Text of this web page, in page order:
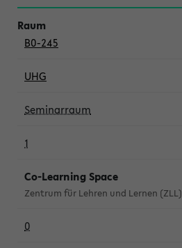
B0-245
UHG
Seminarraum
1
Co-Learning Space
Zentrum für Lehren und Lernen (ZLL)
0